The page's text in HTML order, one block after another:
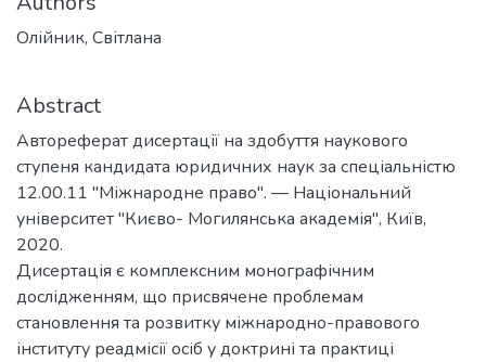
Олійник, Світлана
Abstract
Автореферат дисертації на здобуття наукового
ступеня кандидата юридичних наук за спеціальністю
12.00.11 "Міжнародне право". — Національний
університет "Києво- Могилянська академія", Київ,
2020.
Дисертація є комплексним монографічним
дослідженням, що присвячене проблемам
становлення та розвитку міжнародно-правового
інституту реадмісії осіб у доктрині та практиці